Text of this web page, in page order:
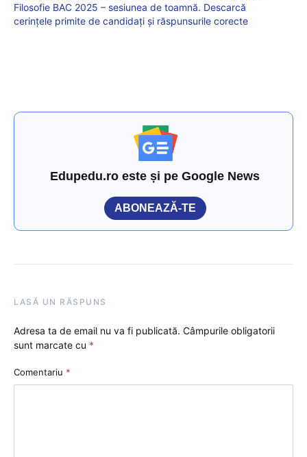
Filosofie BAC 2025 – sesiunea de toamnă. Descarcă
cerințele primite de candidați și răspunsurile corecte
Edupedu.ro este și pe Google News
ABONEAZĂ-TE
LASĂ UN RĂSPUNS
Adresa ta de email nu va fi publicată. Câmpurile obligatorii
sunt marcate cu *
Comentariu *